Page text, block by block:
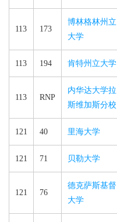
113 173
博林格林州立
大学
113 194 肯特州立大学
113 RNP
内华达大学拉
斯维加斯分校
121 40 里海大学
121 71 贝勒大学
121 76
德克萨斯基督
大学